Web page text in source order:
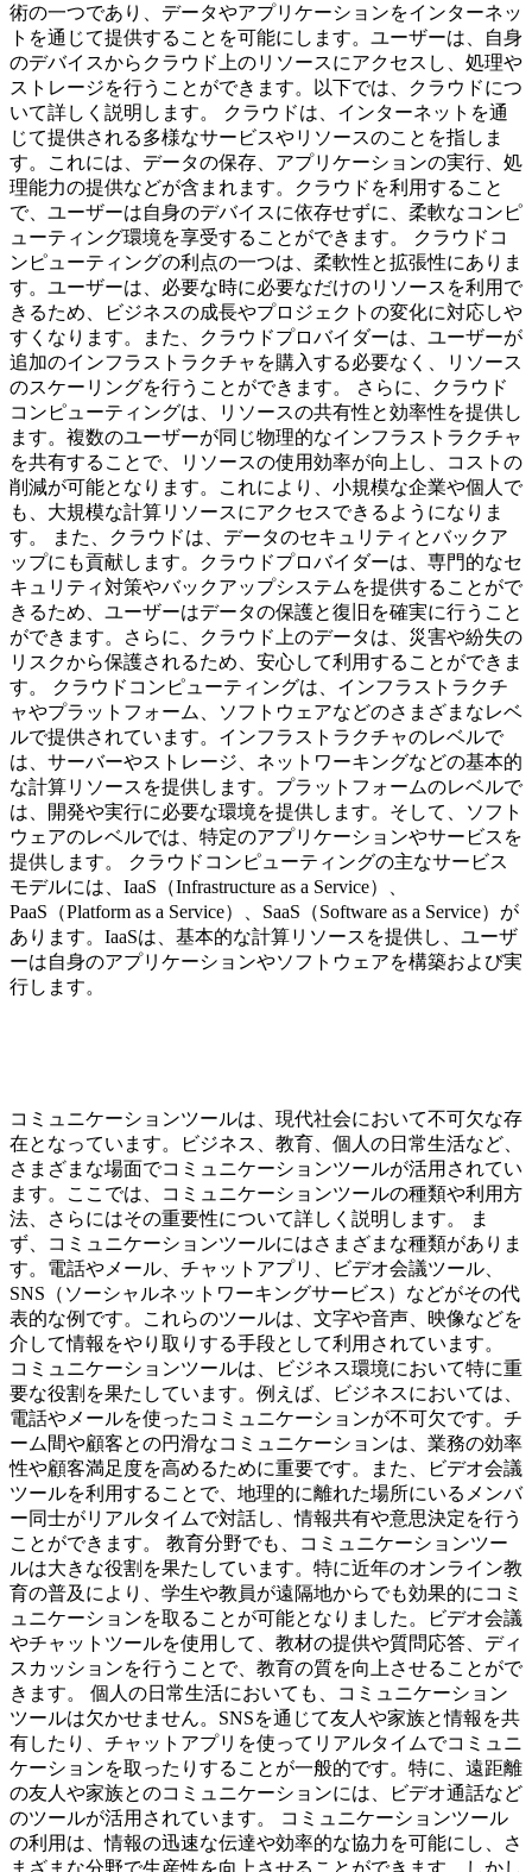
術の一つであり、データやアプリケーションをインターネッ
トを通じて提供することを可能にします。ユーザーは、自身
のデバイスからクラウド上のリソースにアクセスし、処理や
ストレージを行うことができます。以下では、クラウドにつ
いて詳しく説明します。 クラウドは、インターネットを通
じて提供される多様なサービスやリソースのことを指しま
す。これには、データの保存、アプリケーションの実行、処
理能力の提供などが含まれます。クラウドを利用すること
で、ユーザーは自身のデバイスに依存せずに、柔軟なコンピ
ューティング環境を享受することができます。 クラウドコ
ンピューティングの利点の一つは、柔軟性と拡張性にありま
す。ユーザーは、必要な時に必要なだけのリソースを利用で
きるため、ビジネスの成長やプロジェクトの変化に対応しや
すくなります。また、クラウドプロバイダーは、ユーザーが
追加のインフラストラクチャを購入する必要なく、リソース
のスケーリングを行うことができます。 さらに、クラウド
コンピューティングは、リソースの共有性と効率性を提供し
ます。複数のユーザーが同じ物理的なインフラストラクチャ
を共有することで、リソースの使用効率が向上し、コストの
削減が可能となります。これにより、小規模な企業や個人で
も、大規模な計算リソースにアクセスできるようになりま
す。 また、クラウドは、データのセキュリティとバックア
ップにも貢献します。クラウドプロバイダーは、専門的なセ
キュリティ対策やバックアップシステムを提供することがで
きるため、ユーザーはデータの保護と復旧を確実に行うこと
ができます。さらに、クラウド上のデータは、災害や紛失の
リスクから保護されるため、安心して利用することができま
す。 クラウドコンピューティングは、インフラストラクチ
ャやプラットフォーム、ソフトウェアなどのさまざまなレベ
ルで提供されています。インフラストラクチャのレベルで
は、サーバーやストレージ、ネットワーキングなどの基本的
な計算リソースを提供します。プラットフォームのレベルで
は、開発や実行に必要な環境を提供します。そして、ソフト
ウェアのレベルでは、特定のアプリケーションやサービスを
提供します。 クラウドコンピューティングの主なサービス
モデルには、IaaS（Infrastructure as a Service）、
PaaS（Platform as a Service）、SaaS（Software as a Service）が
あります。IaaSは、基本的な計算リソースを提供し、ユーザ
ーは自身のアプリケーションやソフトウェアを構築および実
行します。
コミュニケーションツールは、現代社会において不可欠な存
在となっています。ビジネス、教育、個人の日常生活など、
さまざまな場面でコミュニケーションツールが活用されてい
ます。ここでは、コミュニケーションツールの種類や利用方
法、さらにはその重要性について詳しく説明します。 ま
ず、コミュニケーションツールにはさまざまな種類がありま
す。電話やメール、チャットアプリ、ビデオ会議ツール、
SNS（ソーシャルネットワーキングサービス）などがその代
表的な例です。これらのツールは、文字や音声、映像などを
介して情報をやり取りする手段として利用されています。
コミュニケーションツールは、ビジネス環境において特に重
要な役割を果たしています。例えば、ビジネスにおいては、
電話やメールを使ったコミュニケーションが不可欠です。チ
ーム間や顧客との円滑なコミュニケーションは、業務の効率
性や顧客満足度を高めるために重要です。また、ビデオ会議
ツールを利用することで、地理的に離れた場所にいるメンバ
ー同士がリアルタイムで対話し、情報共有や意思決定を行う
ことができます。 教育分野でも、コミュニケーションツー
ルは大きな役割を果たしています。特に近年のオンライン教
育の普及により、学生や教員が遠隔地からでも効果的にコミ
ュニケーションを取ることが可能となりました。ビデオ会議
やチャットツールを使用して、教材の提供や質問応答、ディ
スカッションを行うことで、教育の質を向上させることがで
きます。 個人の日常生活においても、コミュニケーション
ツールは欠かせません。SNSを通じて友人や家族と情報を共
有したり、チャットアプリを使ってリアルタイムでコミュニ
ケーションを取ったりすることが一般的です。特に、遠距離
の友人や家族とのコミュニケーションには、ビデオ通話など
のツールが活用されています。 コミュニケーションツール
の利用は、情報の迅速な伝達や効率的な協力を可能にし、さ